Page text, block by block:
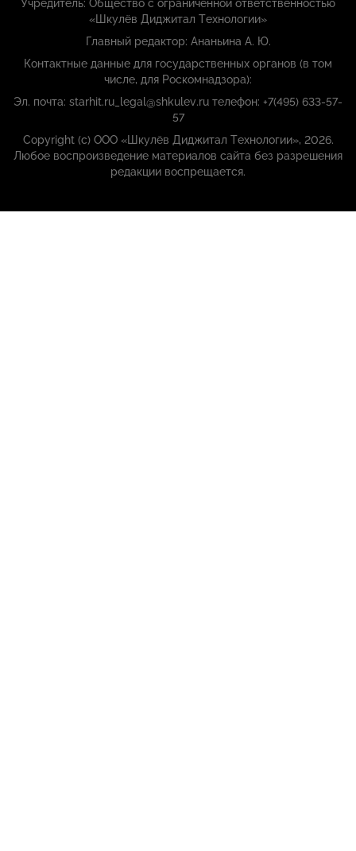
Учредитель: Общество с ограниченной ответственностью
«Шкулёв Диджитал Технологии»
Главный редактор: Ананьина А. Ю.
Контактные данные для государственных органов (в том
числе, для Роскомнадзора):
Эл. почта: starhit.ru_legal@shkulev.ru телефон: +7(495) 633-57-
57
Copyright (с) ООО «Шкулёв Диджитал Технологии», 2026.
Любое воспроизведение материалов сайта без разрешения
редакции воспрещается.